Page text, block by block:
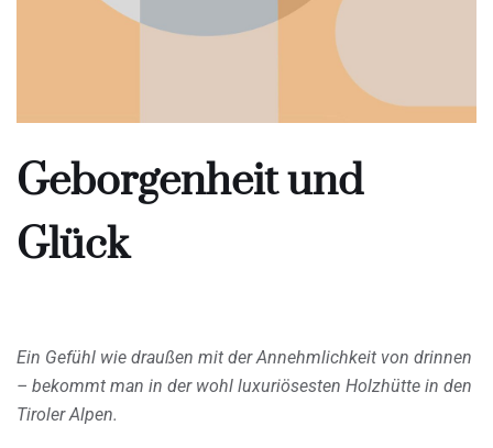
Geborgenheit und
Glück
Ein Gefühl wie draußen mit der Annehmlichkeit von drinnen
– bekommt man in der wohl luxuriösesten Holzhütte in den
Tiroler Alpen.